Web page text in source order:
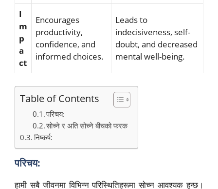
I
m
p
a
ct
Encourages
productivity,
confidence, and
informed choices.
Leads to
indecisiveness, self-
doubt, and decreased
mental well-being.
Table of Contents
परिचय:
सोच्ने र अति सोच्ने बीचको फरक
निष्कर्ष:
परिचय:
हामी सबै जीवनमा विभिन्न परिस्थितिहरूमा सोच्न आवश्यक हुन्छ।